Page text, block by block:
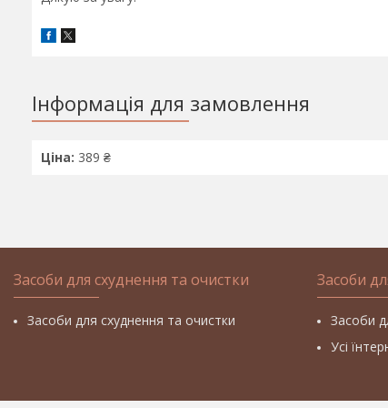
Інформація для замовлення
Ціна: 389 ₴
Засоби для схуднення та очистки
Засоби для схуднення та очистки
Засоби
Засоби
Усі